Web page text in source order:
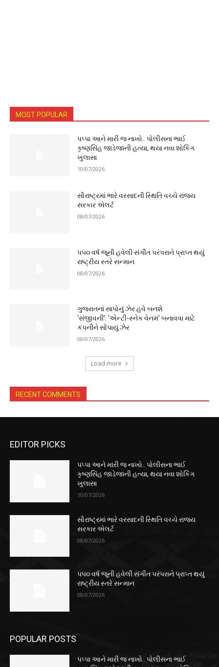
MOST POPULAR
પપ્પા આને મારી જ નાખો.. પોલીસના ભાઈ
કૃષ્ણસિંહ જાડેજાની હત્યા, થયા નવા શોકિંગ
ખુલાસા
10/07/2026
સૌરાષ્ટ્રમાં ભારે વરસાદની સ્થિતિ વચ્ચે રાજ્ય
સરકાર એલર્ટ
08/07/2026
૫૫૦ વર્ષ જૂની હવેલી સંગીત પરંપરાને પ્રાપ્ત થયું
રાષ્ટ્રીય સ્તરે સન્માન
08/07/2026
ગુજરાતનાં સાપોનું ઝેર હવે બનશે
‘સંજીવની’: ‘એન્ટી-સ્નેક વેનમ’ બનાવવા માટે
કંપનીને સોંપાયું ઝેર
08/07/2026
Load more
RECENT COMMENTS
EDITOR PICKS
પપ્પા આને મારી જ નાખો.. પોલીસના ભાઈ
કૃષ્ણસિંહ જાડેજાની હત્યા, થયા નવા શોકિંગ
ખુલાસા
10/07/2026
સૌરાષ્ટ્રમાં ભારે વરસાદની સ્થિતિ વચ્ચે રાજ્ય
સરકાર એલર્ટ
08/07/2026
૫૫૦ વર્ષ જૂની હવેલી સંગીત પરંપરાને પ્રાપ્ત થયું
રાષ્ટ્રીય સ્તરે સન્માન
08/07/2026
POPULAR POSTS
પપ્પા આને મારી જ નાખો.. પોલીસના ભાઈ